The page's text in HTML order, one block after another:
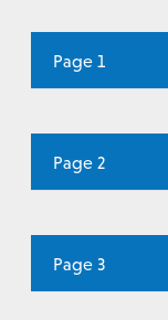
Page 1
Page 2
Page 3